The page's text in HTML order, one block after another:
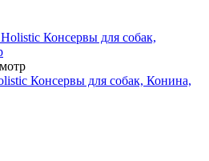
Консервы для собак, Конина,